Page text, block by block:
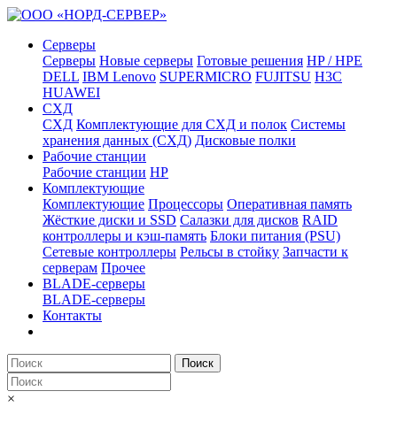
Серверы
Серверы Новые серверы Готовые решения HP / HPE
DELL IBM Lenovo SUPERMICRO FUJITSU H3C
HUAWEI
СХД
СХД Комплектующие для СХД и полок Системы
хранения данных (СХД) Дисковые полки
Рабочие станции
Рабочие станции HP
Комплектующие
Комплектующие Процессоры Оперативная память
Жёсткие диски и SSD Салазки для дисков RAID
контроллеры и кэш-память Блоки питания (PSU)
Сетевые контроллеры Рельсы в стойку Запчасти к
серверам Прочее
BLADE-серверы
BLADE-серверы
Контакты
Поиск
×